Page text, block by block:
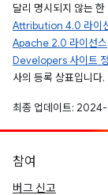
달리 명시되지 않는
Attribution 4.0 라이
Apache 2.0 라이선스
Developers 사이트
사의 등록 상표입니다.
최종 업데이트:
참여
버그 신고